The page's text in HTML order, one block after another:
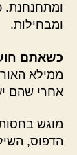
ומתחנחנת.
ומבחילות.
כשאתם
ממילא
אחרי שהם
מוגש
הדפוס,